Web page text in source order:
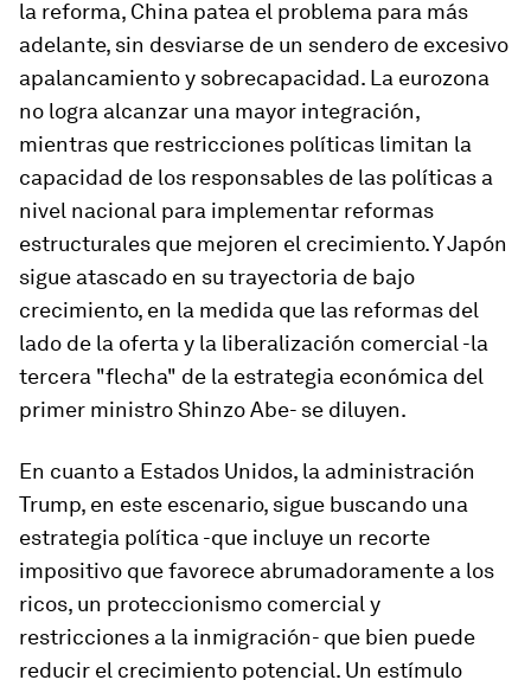
la reforma, China patea el problema para más
adelante, sin desviarse de un sendero de excesivo
apalancamiento y sobrecapacidad. La eurozona
no logra alcanzar una mayor integración,
mientras que restricciones políticas limitan la
capacidad de los responsables de las políticas a
nivel nacional para implementar reformas
estructurales que mejoren el crecimiento. Y Japón
sigue atascado en su trayectoria de bajo
crecimiento, en la medida que las reformas del
lado de la oferta y la liberalización comercial -la
tercera "flecha" de la estrategia económica del
primer ministro Shinzo Abe- se diluyen.
En cuanto a Estados Unidos, la administración
Trump, en este escenario, sigue buscando una
estrategia política -que incluye un recorte
impositivo que favorece abrumadoramente a los
ricos, un proteccionismo comercial y
restricciones a la inmigración- que bien puede
reducir el crecimiento potencial. Un estímulo